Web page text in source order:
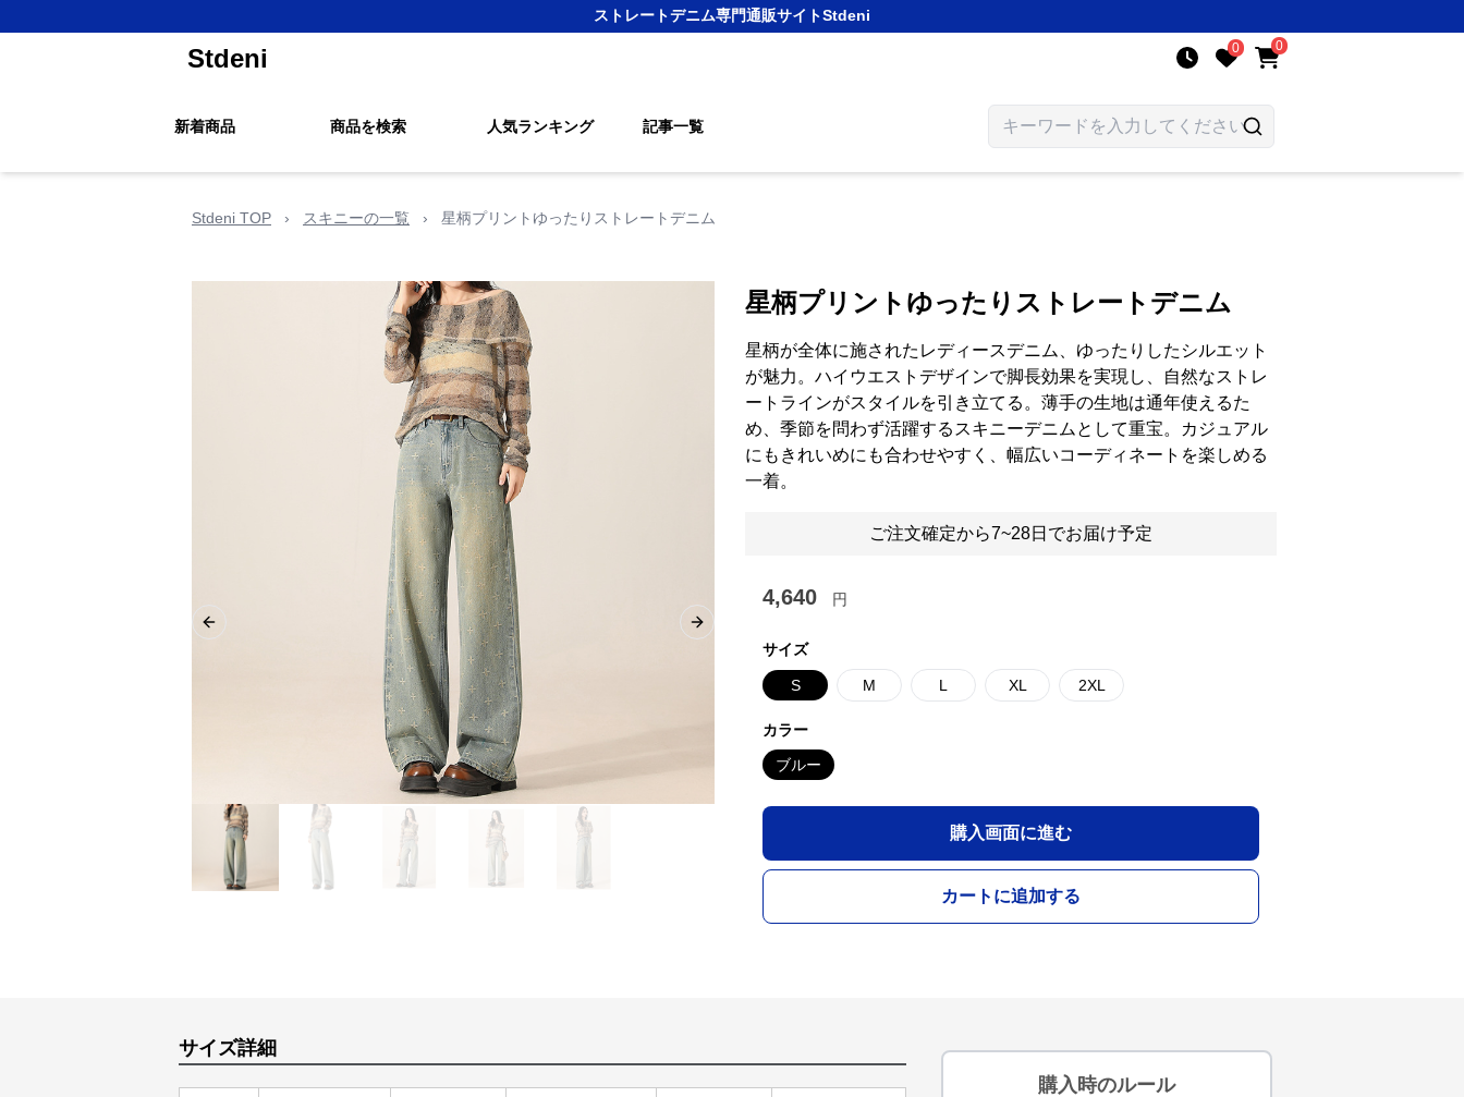
ストレートデニム専門通販サイトStdeni
Stdeni 0 0
新着商品 商品を検索 人気ランキング 記事一覧
Stdeni TOP › スキニーの一覧 › 星柄プリントゆったりストレートデニム
Previous slide Next slide
星柄プリントゆったりストレートデニム
星柄が全体に施されたレディースデニム、ゆったりしたシルエット
が魅力。ハイウエストデザインで脚長効果を実現し、自然なストレ
ートラインがスタイルを引き立てる。薄手の生地は通年使えるた
め、季節を問わず活躍するスキニーデニムとして重宝。カジュアル
にもきれいめにも合わせやすく、幅広いコーディネートを楽しめる
一着。
ご注文確定から7~28日でお届け予定
4,640 円
サイズ
S M L XL 2XL
カラー
ブルー
購入画面に進む
カートに追加する
サイズ詳細
購入時のルール